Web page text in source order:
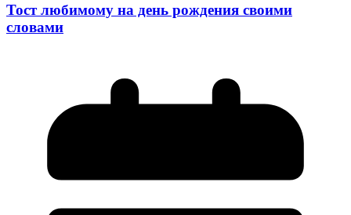
Тост любимому на день рождения своими
словами